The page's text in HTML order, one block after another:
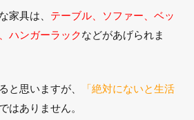
家具は、 テーブル、ソファー、ベッ
ハンガーラックなどがあげられま
と思いますが、
「絶対にないと生活
はありません。